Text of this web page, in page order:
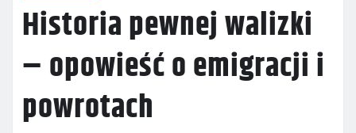
Historia pewnej walizki
– opowieść o emigracji i
powrotach